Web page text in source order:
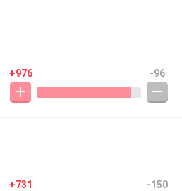
+976 -96
+731 -150